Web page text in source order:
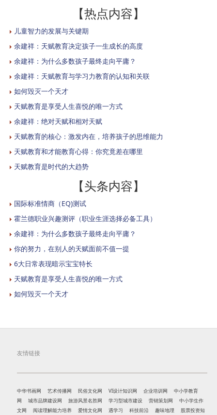
【热点内容】
儿童智力的发展与关键期
余建祥：天赋教育决定孩子一生成长的高度
余建祥：为什么多数孩子最终走向平庸？
余建祥：天赋教育与学习力教育的认知和关联
如何毁灭一个天才
天赋教育是享受人生喜悦的唯一方式
余建祥：绝对天赋和相对天赋
天赋教育的核心：激发内在，培养孩子的思维能力
天赋教育和才能教育心得：你究竟差在哪里
天赋教育是时代的大趋势
【头条内容】
国际标准情商（EQ)测试
霍兰德职业兴趣测评（职业生涯选择必备工具）
余建祥：为什么多数孩子最终走向平庸？
你的努力，在别人的天赋面前不值一提
6大日常表现暗示宝宝特长
天赋教育是享受人生喜悦的唯一方式
如何毁灭一个天才
友情链接
中华书画网 艺术传播网 民俗文化网 VI设计知识网 企业培训网
中小学教育
网
城市品牌建设网 旅游风景名胜网 学习型城市建设 营销策划网
中小学生作
文网
阅读理解能力培养 爱情文化网 遇学习 科技前沿 趣味地理 股票投资知